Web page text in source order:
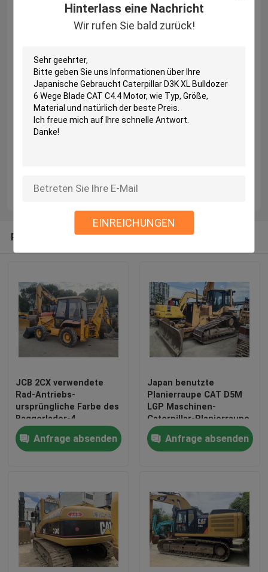
Hinterlass eine Nachricht
Wir rufen Sie bald zurück!
EINREICHUNGEN
Haus
Produkte
Über uns
Recommended Products
JCB 2CX verwendete
Rad-Antriebs-
ursprüngliche Farbe des
Baggerlader-4
Anfrage absenden
Japan benutzte
Planierraupe CAT D5M
LGP Maschinen-
Caterpillar-Planierraupe
D5 CAT 3116T
Anfrage absenden